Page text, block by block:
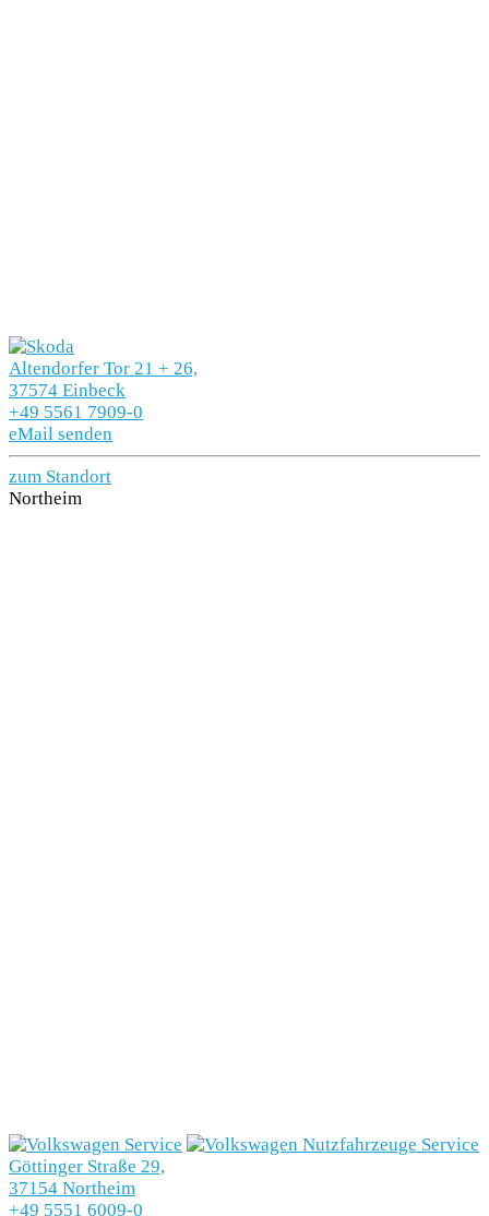
Altendorfer Tor 21 + 26,
37574 Einbeck
+49 5561 7909-0
eMail senden
zum Standort
Northeim
Göttinger Straße 29,
37154 Northeim
+49 5551 6009-0